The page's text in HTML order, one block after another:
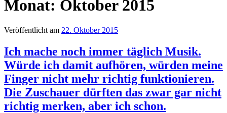
Monat: Oktober 2015
Veröffentlicht am 22. Oktober 2015
Ich mache noch immer täglich Musik.
Würde ich damit aufhören, würden meine
Finger nicht mehr richtig funktionieren.
Die Zuschauer dürften das zwar gar nicht
richtig merken, aber ich schon.